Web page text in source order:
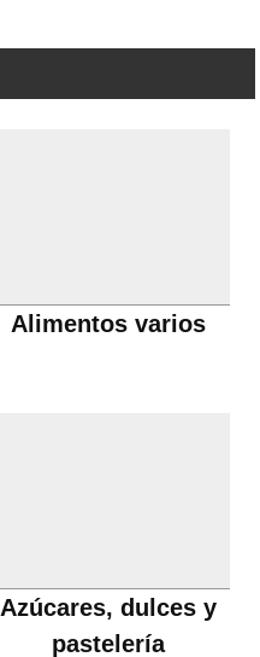
Alimentos varios
Azúcares, dulces y
pastelería